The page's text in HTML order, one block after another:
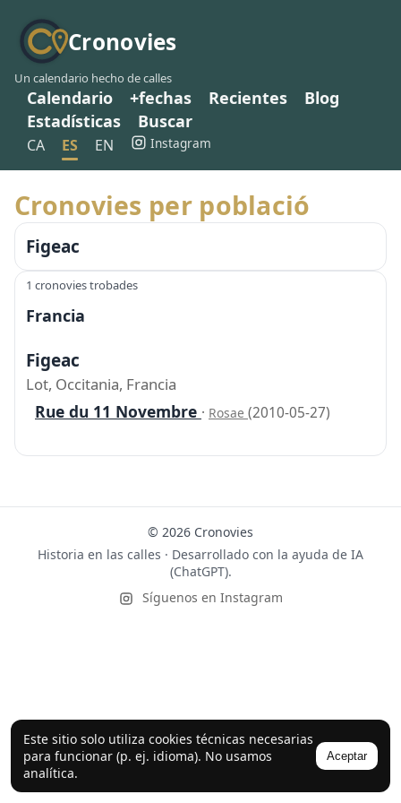
Cronovies
Un calendario hecho de calles
Calendario +fechas Recientes
Blog
Estadísticas
Buscar
CA ES EN Instagram
Este sitio solo utiliza cookies técnicas necesarias
para funcionar (p. ej. idioma). No usamos
analítica.
Aceptar
Cronovies per població
Figeac
1 cronovies trobades
Francia
Figeac
Lot, Occitania, Francia
Rue du 11 Novembre · Rosae (2010-05-27)
© 2026 Cronovies
Historia en las calles · Desarrollado con la ayuda de IA
(ChatGPT).
Síguenos en Instagram